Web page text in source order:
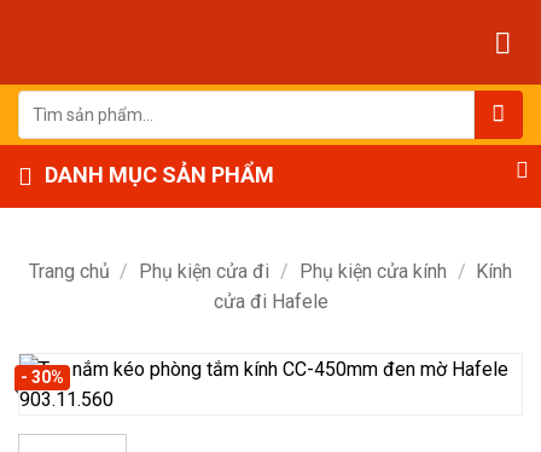
dung
Tìm
kiếm:
DANH MỤC SẢN PHẨM
Trang chủ / Phụ kiện cửa đi / Phụ kiện cửa kính /
Kính
cửa đi Hafele
- 30%